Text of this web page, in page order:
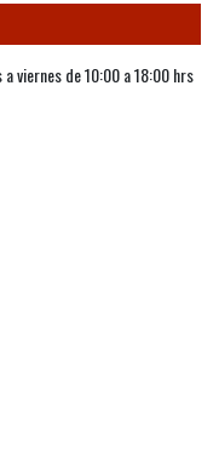
viernes de 10:00 a 18:00 hrs